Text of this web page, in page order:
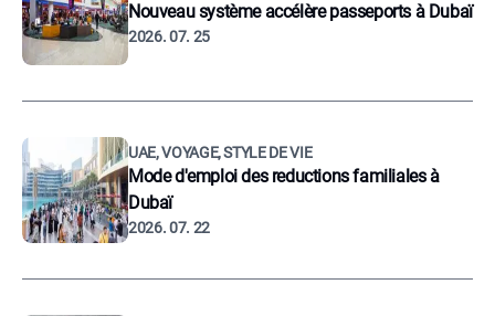
Nouveau système accélère passeports à Dubaï
2026. 07. 25
UAE, VOYAGE, STYLE DE VIE
Mode d'emploi des reductions familiales à
Dubaï
2026. 07. 22